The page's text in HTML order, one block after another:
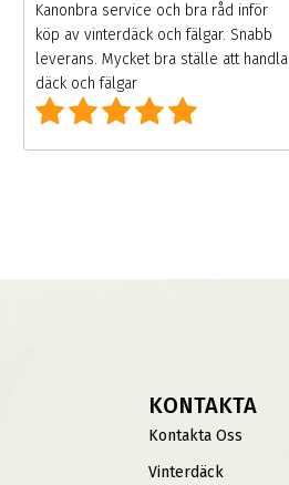
Kanonbra service och bra råd inför
köp av vinterdäck och fälgar. Snabb
leverans. Mycket bra ställe att handla
däck och fälgar
KONTAKTA
Kontakta Oss
Vinterdäck